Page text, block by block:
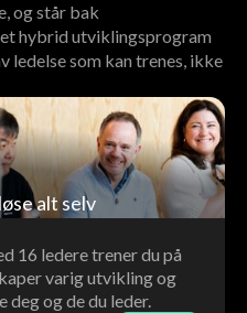
og står bak
hybrid utviklingsprogram
ledelse som kan trenes, ikke
alt selv
16 ledere trener du på
varig utvikling og
deg og de du leder.